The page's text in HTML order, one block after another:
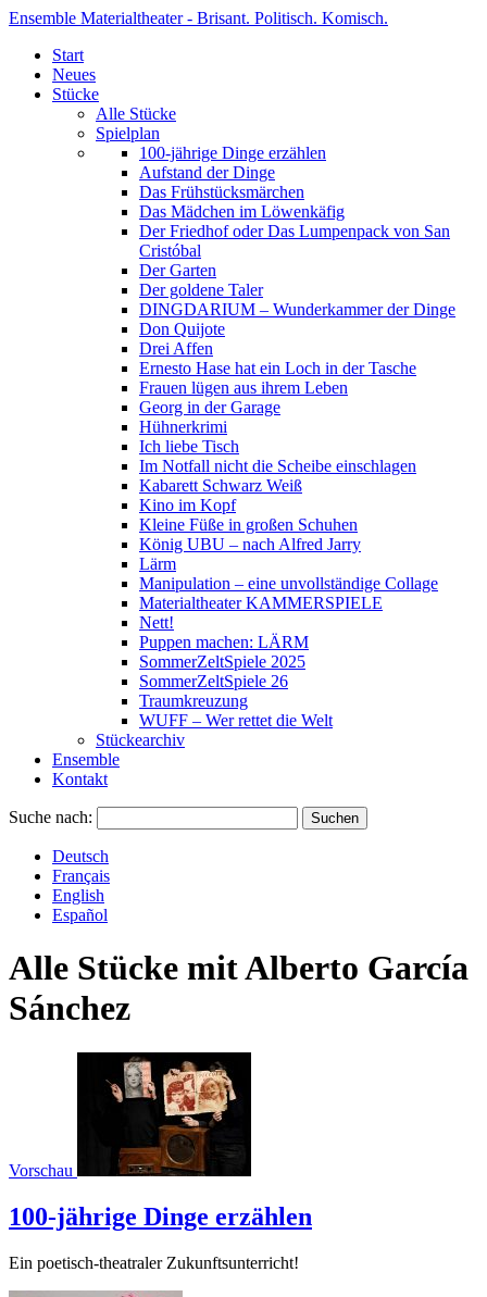
Ensemble Materialtheater - Brisant. Politisch. Komisch.
Start
Neues
Stücke
Alle Stücke
Spielplan
100-jährige Dinge erzählen
Aufstand der Dinge
Das Frühstücksmärchen
Das Mädchen im Löwenkäfig
Der Friedhof oder Das Lumpenpack von San
Cristóbal
Der Garten
Der goldene Taler
DINGDARIUM – Wunderkammer der Dinge
Don Quijote
Drei Affen
Ernesto Hase hat ein Loch in der Tasche
Frauen lügen aus ihrem Leben
Georg in der Garage
Hühnerkrimi
Ich liebe Tisch
Im Notfall nicht die Scheibe einschlagen
Kabarett Schwarz Weiß
Kino im Kopf
Kleine Füße in großen Schuhen
König UBU – nach Alfred Jarry
Lärm
Manipulation – eine unvollständige Collage
Materialtheater KAMMERSPIELE
Nett!
Puppen machen: LÄRM
SommerZeltSpiele 2025
SommerZeltSpiele 26
Traumkreuzung
WUFF – Wer rettet die Welt
Stückearchiv
Ensemble
Kontakt
Suche nach:
Deutsch
Français
English
Español
Alle Stücke mitAlberto García
Sánchez
Vorschau
100-jährige Dinge erzählen
Ein poetisch-theatraler Zukunftsunterricht!